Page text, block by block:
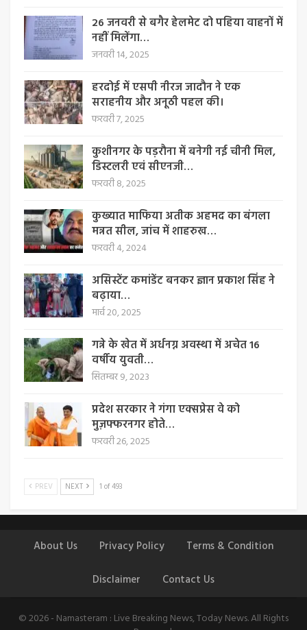
26 जनवरी से बगैर हेलमेट दो पहिया वाहनों में
नहीं मिलेंगा…
जनवरी 14, 2025
हरदोई में एसपी नीरज जादौन ने एक
सराहनीय और अनूठी पहल की।
फरवरी 7, 2025
कुशीनगर के पड़रौना में बनेगी नई चीनी मिल,
डिस्टलरी एवं सीएनजी…
फरवरी 8, 2025
कुख्यात माफिया अतीक अहमद का बंगला
मन्नत सील, जांच में शाहरुख…
फरवरी 4, 2024
असिस्टेंट कमांडेंट बनकर ज्ञान प्रकाश सिंह ने
बढ़ाया…
मार्च 20, 2025
गन्ने के खेत में अर्धनग्न अवस्था में अचेत 16
वर्षीय युवती…
सितम्बर 9, 2023
प्रदेश सरकार ने गंगा एक्सप्रेस वे को
मुज़फ्फरनगर होते…
फरवरी 26, 2025
PREV NEXT 1 of 493
About Us Privacy Policy Terms & Condition
Disclaimer Contact Us
© 2026 - Namasteram : Live Breaking News, Today News. All Rights